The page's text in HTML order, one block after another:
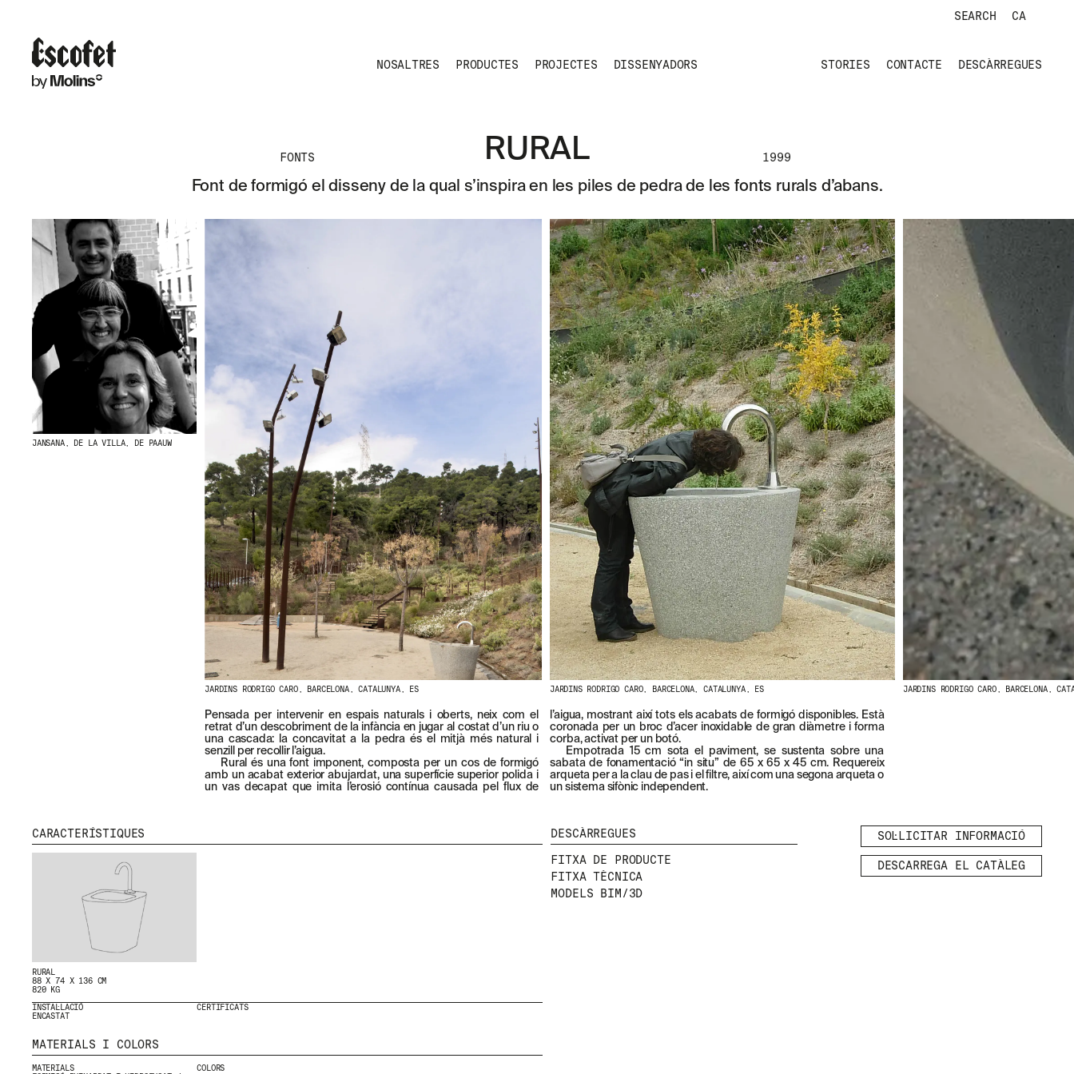
SEARCH CA
NOSALTRES PRODUCTES PROJECTES DISSENYADORS STORIES CONTACTE DESCÀRREGUES
FONTS RURAL 1999
Font de formigó el disseny de la qual s’inspira en les piles de pedra de les fonts rurals d’abans.
JANSANA, DE LA VILLA, DE PAAUW
JARDINS RODRIGO CARO, BARCELONA, CATALUNYA, ES JARDINS RODRIGO CARO, BARCELONA, CATALUNYA, ES JARDINS RODRIGO CARO, BARCELONA,
Pensada per intervenir en espais naturals i oberts, neix com el
retrat d’un descobriment de la infància en jugar al costat d’un riu o
una cascada: la concavitat a la pedra és el mitjà més natural i
senzill per recollir l’aigua.
Rural és una font imponent, composta per un cos de formigó
amb un acabat exterior abujardat, una superfície superior polida i
un vas decapat que imita l’erosió contínua causada pel flux de
l’aigua, mostrant així tots els acabats de formigó disponibles. Està
coronada per un broc d’acer inoxidable de gran diàmetre i forma
corba, activat per un botó.
Empotrada 15 cm sota el paviment, se sustenta sobre una
sabata de fonamentació “in situ” de 65 x 65 x 45 cm. Requereix
arqueta per a la clau de pas i el filtre, així com una segona arqueta o
un sistema sifònic independent.
CARACTERÍSTIQUES
RURAL
88 X 74 X 136 CM
820 KG
INSTAL·LACIÓ
ENCASTAT
CERTIFICATS
MATERIALS I COLORS
MATERIALS
COLORS
DESCÀRREGUES
FITXA DE PRODUCTE
FITXA TÈCNICA
MODELS BIM/3D
SOL·LICITAR INFORMACIÓ
DESCARREGA EL CATÀLEG